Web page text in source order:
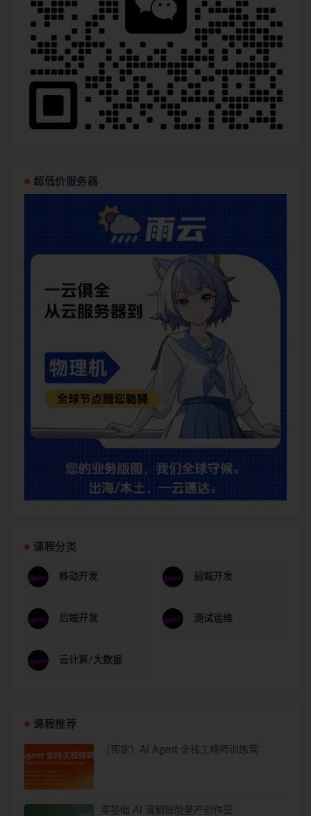
超低价服务器
课程分类
移动开发 前端开发
后端开发 测试运维
云计算/大数据
课程推荐
（预定）AI Agent 全栈工程师训练营
零基础 AI 漫剧智能量产创作营